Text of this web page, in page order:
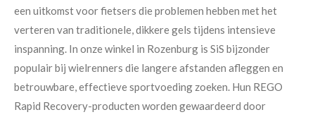
een uitkomst voor fietsers die problemen hebben met het
verteren van traditionele, dikkere gels tijdens intensieve
inspanning. In onze winkel in Rozenburg is SiS bijzonder
populair bij wielrenners die langere afstanden afleggen en
betrouwbare, effectieve sportvoeding zoeken. Hun REGO
Rapid Recovery-producten worden gewaardeerd door